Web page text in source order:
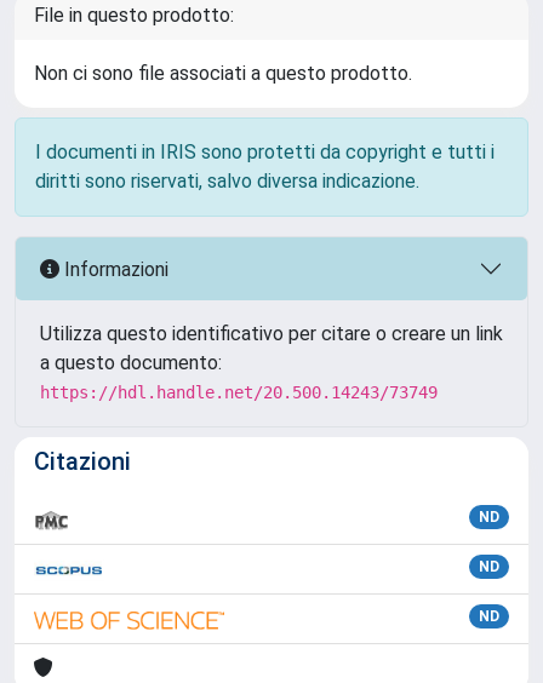
File in questo prodotto:
Non ci sono file associati a questo prodotto.
I documenti in IRIS sono protetti da copyright e tutti i
diritti sono riservati, salvo diversa indicazione.
Informazioni
Utilizza questo identificativo per citare o creare un link
a questo documento:
https://hdl.handle.net/20.500.14243/73749
Citazioni
ND
ND
ND